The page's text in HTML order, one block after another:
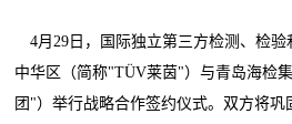
4月29日，国际独立第三方检测、检
中华区（简称"TÜV莱茵"）与青岛海检
团"）举行战略合作签约仪式。双方将